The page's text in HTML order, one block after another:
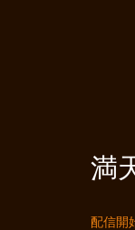
満
配信開